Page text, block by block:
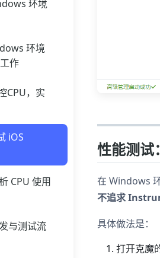
环境
环境
作
CPU，实
iOS
CPU 使用
与测试流
性能测试
在 Windows
不追求
具体做法是：
打开克魔